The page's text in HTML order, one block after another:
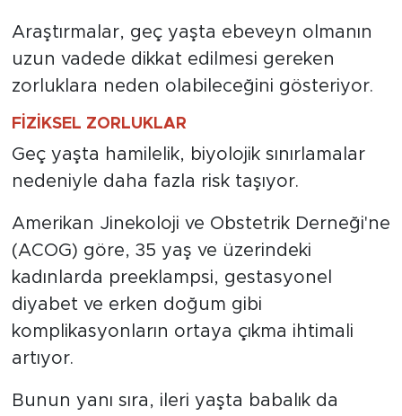
Araştırmalar, geç yaşta ebeveyn olmanın
uzun vadede dikkat edilmesi gereken
zorluklara neden olabileceğini gösteriyor.
FİZİKSEL ZORLUKLAR
Geç yaşta hamilelik, biyolojik sınırlamalar
nedeniyle daha fazla risk taşıyor.
Amerikan Jinekoloji ve Obstetrik Derneği'ne
(ACOG) göre, 35 yaş ve üzerindeki
kadınlarda preeklampsi, gestasyonel
diyabet ve erken doğum gibi
komplikasyonların ortaya çıkma ihtimali
artıyor.
Bunun yanı sıra, ileri yaşta babalık da